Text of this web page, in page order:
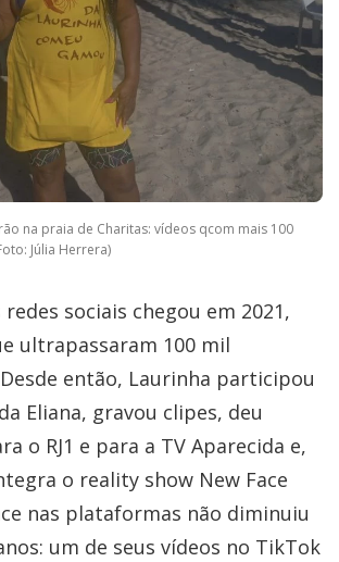
na praia de Charitas: vídeos qcom mais 100
Júlia Herrera)
redes sociais chegou em 2021,
ultrapassaram 100 mil
então, Laurinha participou
Eliana, gravou clipes, deu
o RJ1 e para a TV Aparecida e,
o reality show New Face
nas plataformas não diminuiu
um de seus vídeos no TikTok